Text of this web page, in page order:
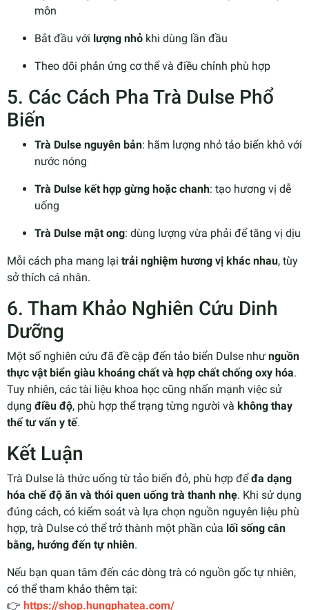
môn
Bắt đầu với lượng nhỏ khi dùng lần đầu
Theo dõi phản ứng cơ thể và điều chỉnh phù hợp
5. Các Cách Pha Trà Dulse Phổ
Biến
Trà Dulse nguyên bản: hãm lượng nhỏ tảo biển khô với
nước nóng
Trà Dulse kết hợp gừng hoặc chanh: tạo hương vị dễ
uống
Trà Dulse mật ong: dùng lượng vừa phải để tăng vị dịu
Mỗi cách pha mang lại trải nghiệm hương vị khác nhau, tùy
sở thích cá nhân.
6. Tham Khảo Nghiên Cứu Dinh
Dưỡng
Một số nghiên cứu đã đề cập đến tảo biển Dulse như nguồn
thực vật biển giàu khoáng chất và hợp chất chống oxy hóa.
Tuy nhiên, các tài liệu khoa học cũng nhấn mạnh việc sử
dụng điều độ, phù hợp thể trạng từng người và không thay
thế tư vấn y tế.
Kết Luận
Trà Dulse là thức uống từ tảo biển đỏ, phù hợp đểđa dạng
hóa chế độ ăn và thói quen uống trà thanh nhẹ. Khi sử dụng
đúng cách, có kiểm soát và lựa chọn nguồn nguyên liệu phù
hợp, trà Dulse có thể trở thành một phần của lối sống cân
bằng, hướng đến tự nhiên.
Nếu bạn quan tâm đến các dòng trà có nguồn gốc tự nhiên,
có thể tham khảo thêm tại:
👉 https://shop.hungphatea.com/